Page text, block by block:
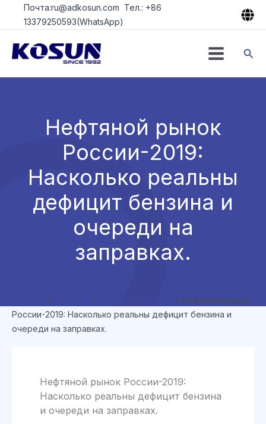
ПерейтиПочта:ru@adkosun.com Тел.: +86
13379250593(WhatsApp)
Нефтяной рынок
России-2019:
Насколько реальны
дефицит бензина и
очереди на
заправках.
» » » Нефтяной рынок
России-2019: Насколько реальны дефицит бензина и
очереди на заправках.
Нефтяной рынок России-2019:
Насколько реальны дефицит бензина
и очереди на заправках.